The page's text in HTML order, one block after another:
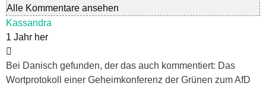
Alle Kommentare ansehen
Kassandra
1 Jahr her
Bei Danisch gefunden, der das auch kommentiert: Das
Wortprotokoll einer Geheimkonferenz der Grünen zum AfD